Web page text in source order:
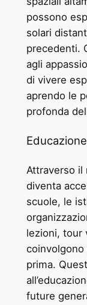
possono
solari
precedenti.
agli
di vivere
aprendo le
profonda
Attraverso il
diventa
scuole, le
lezioni, tour
prima.
future